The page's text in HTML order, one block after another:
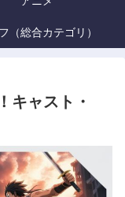
（総合カテゴリ）
キャスト・